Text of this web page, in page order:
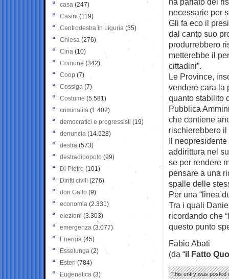
necessarie per
Gli fa eco il
dal canto suo
produrrebbero
metterebbe il
cittadini”.
Le Province,
vendere cara la
quanto stabilito
Pubblica
che contiene
rischierebbero
Il
addirittura nel
se per rendere
pensare a una
spalle delle
Per una “linea
Tra i quali
ricordando che
questo punto
Fabio Abati
(da “il Fatto
This entry was posted
casa (247)
Casini (119)
Centrodestra in Liguria (35)
Chiesa (276)
Cina (10)
Comune (342)
Coop (7)
Cossiga (7)
Costume (5.581)
criminalità (1.402)
democratici e progressisti (19)
denuncia (14.528)
destra (573)
destradipopolo (99)
Di Pietro (101)
Diritti civili (276)
don Gallo (9)
economia (2.331)
elezioni (3.303)
emergenza (3.077)
Energia (45)
Esselunga (2)
Esteri (784)
Eugenetica (3)